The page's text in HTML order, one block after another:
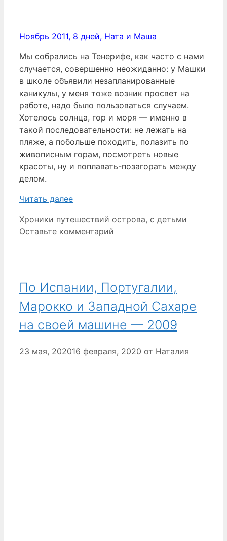
Ноябрь 2011, 8 дней, Ната и Маша
Мы собрались на Тенерифе, как часто с нами
случается, совершенно неожиданно: у Машки
в школе объявили незапланированные
каникулы, у меня тоже возник просвет на
работе, надо было пользоваться случаем.
Хотелось солнца, гор и моря — именно в
такой последовательности: не лежать на
пляже, а побольше походить, полазить по
живописным горам, посмотреть новые
красоты, ну и поплавать-позагорать между
делом.
Читать далее
Рубрики
Хроники путешествий Метки
острова, с детьми
Оставьте комментарий
По Испании, Португалии,
Марокко и Западной Сахаре
на своей машине — 2009
23 мая, 202016 февраля, 2020 от Наталия